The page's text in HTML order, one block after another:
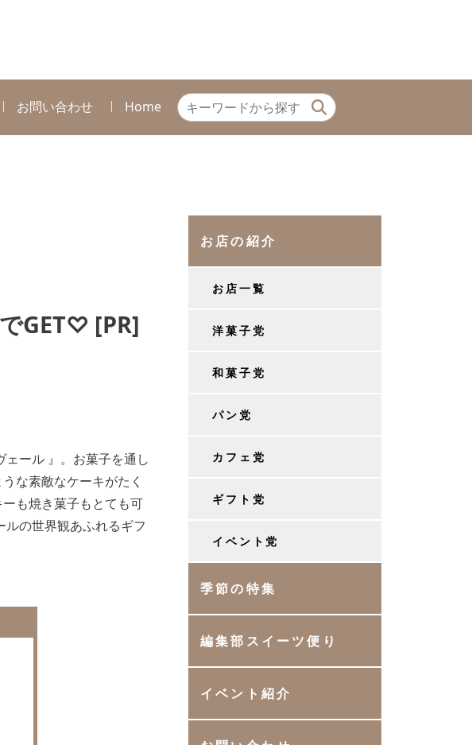
お問い合わせ Home
GET♡ [PR]
ール 』。お菓子を通し
な素敵なケーキがたく
も焼き菓子もとても可
の世界観あふれるギフ
お店の紹介
お店一覧
洋菓子党
和菓子党
パン党
カフェ党
ギフト党
イベント党
季節の特集
編集部スイーツ便り
イベント紹介